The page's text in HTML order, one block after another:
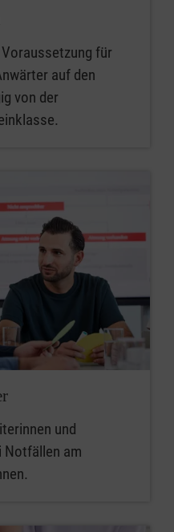
für
auf den
von der
und
Notfällen am